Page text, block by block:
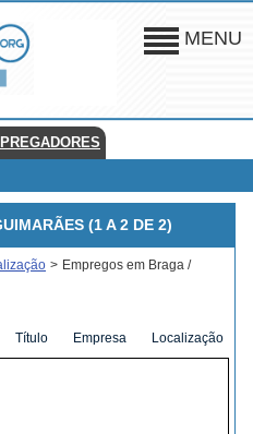
MENU
(1 A 2 DE 2)
> Empregos em Braga /
Título Empresa Localização